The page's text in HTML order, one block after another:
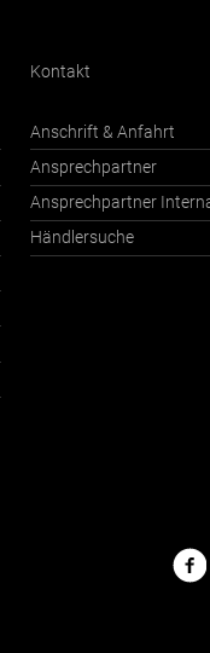
Kontakt
Anschrift & Anfahrt
Ansprechpartner
Händlersuche
Nimbus